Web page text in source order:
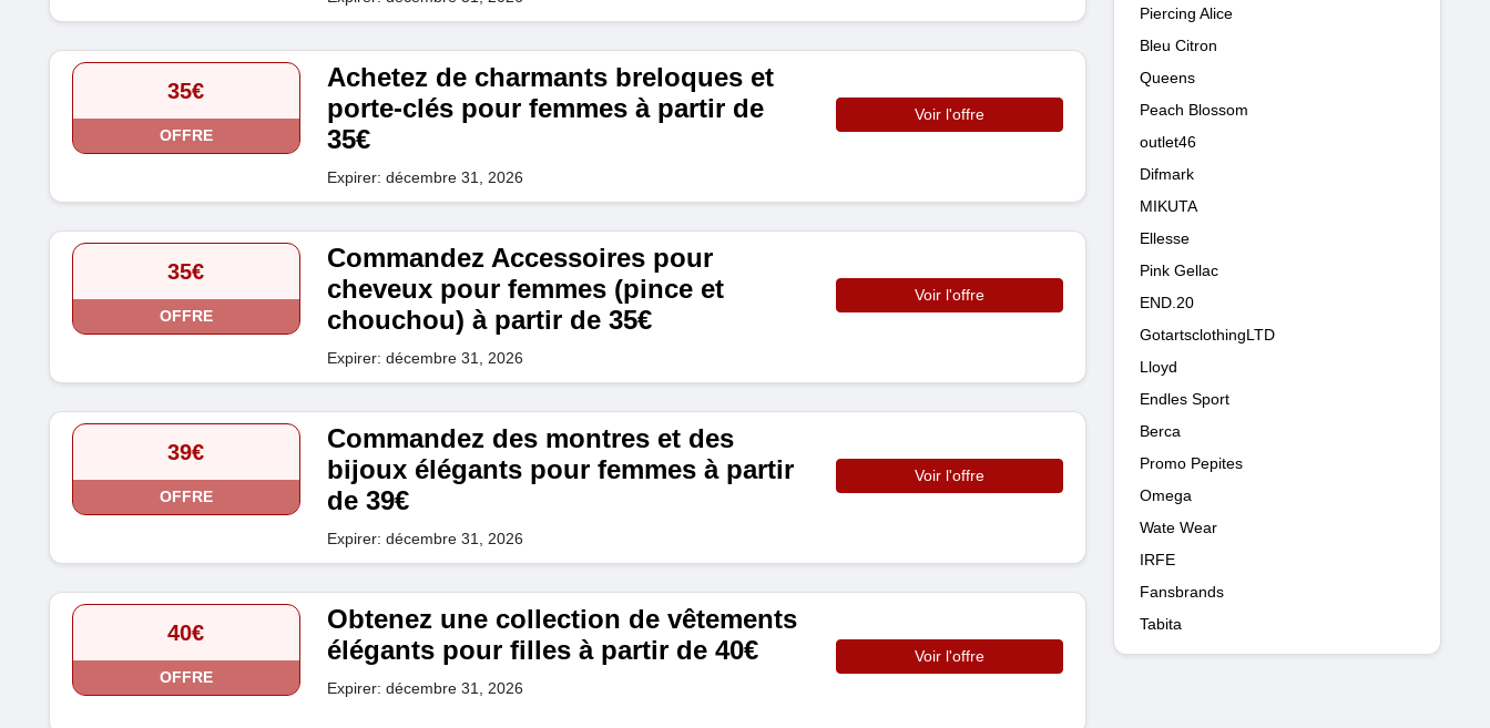
35€
OFFRE
Achetez de charmants breloques et
porte-clés pour femmes à partir de
35€
Expirer: décembre 31, 2026
Voir l'offre
35€
OFFRE
Commandez Accessoires pour
cheveux pour femmes (pince et
chouchou) à partir de 35€
Expirer: décembre 31, 2026
Voir l'offre
39€
OFFRE
Commandez des montres et des
bijoux élégants pour femmes à partir
de 39€
Expirer: décembre 31, 2026
Voir l'offre
40€
OFFRE
Obtenez une collection de vêtements
élégants pour filles à partir de 40€
Expirer: décembre 31, 2026
Voir l'offre
Piercing Alice
Bleu Citron
Queens
Peach Blossom
outlet46
Difmark
MIKUTA
Ellesse
Pink Gellac
END.20
GotartsclothingLTD
Lloyd
Endles Sport
Berca
Promo Pepites
Omega
Wate Wear
IRFE
Fansbrands
Tabita